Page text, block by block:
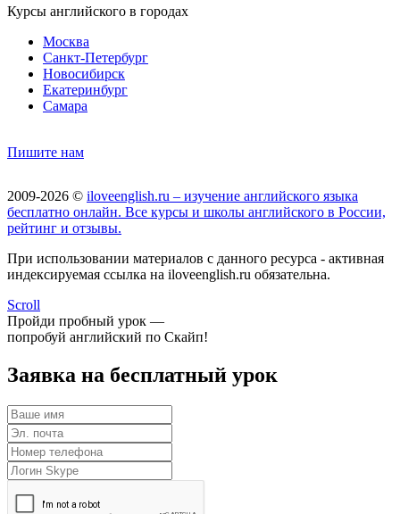
Курсы английского в городах
Москва
Санкт-Петербург
Новосибирск
Екатеринбург
Самара
Пишите нам
2009-2026 © iloveenglish.ru – изучение английского языка
бесплатно онлайн. Все курсы и школы английского в России,
рейтинг и отзывы.
При использовании материалов с данного ресурса - активная
индексируемая ссылка на iloveenglish.ru обязательна.
Scroll
Пройди пробный урок —
попробуй английский по Скайп!
Заявка на бесплатный урок